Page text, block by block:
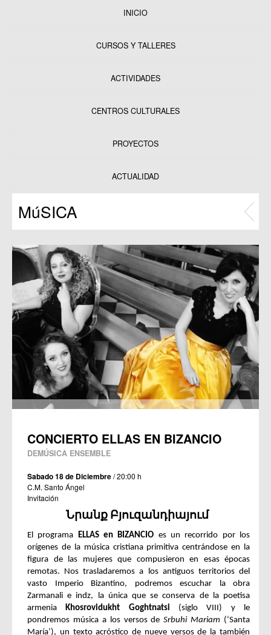
INICIO
CURSOS Y TALLERES
ACTIVIDADES
CENTROS CULTURALES
PROYECTOS
Programas
ACTUALIDAD
MúSICA
CONCIERTO ELLAS EN BIZANCIO
DEMÚSICA ENSEMBLE
Sabado 18 de Diciembre/ 20:00 h
C.M. Santo Ángel
Invitación
Նրանք Բյուզանդիայում
El programa ELLAS en BIZANCIO es un recorrido por los
orígenes de la música cristiana primitiva centrándose en la
figura de las mujeres que compusieron en esas épocas
remotas. Nos trasladaremos a los antiguos territorios del
vasto Imperio Bizantino, podremos escuchar la obra
Zarmanali e indz, la única que se conserva de la poetisa
armenia
Khosrovidukht Goghtnatsi (siglo VIII) y le
pondremos música a los versos deSrbuhi Mariam (‘Santa
María’), un texto acróstico de nueve versos de la también